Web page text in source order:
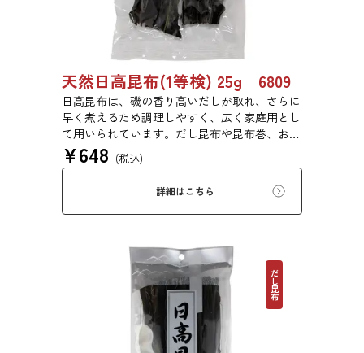
天然日高昆布(1等検) 25g 6809
日高昆布は、磯の香り高いだしが取れ、さらに
早く煮えるため調理しやすく、広く家庭用とし
て用いられています。だし昆布や昆布巻、おで
ん、佃煮、煮締め等に最適です。
¥648 (税込)
詳細はこちら
だし昆布